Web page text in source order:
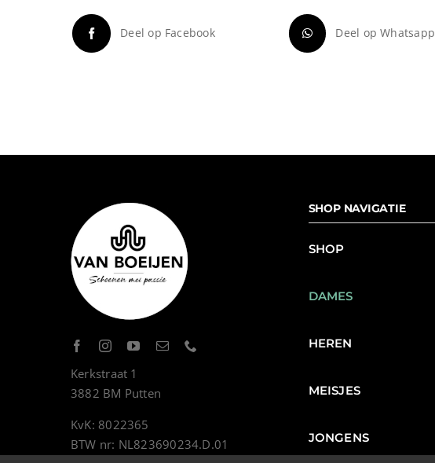
Deel op Facebook Deel op Whatsapp
Kerkstraat 1
3882 BM Putten
KvK: 8022365
BTW nr: NL823690234.D.01
SHOP NAVIGATIE
SHOP
DAMES
HEREN
MEISJES
JONGENS